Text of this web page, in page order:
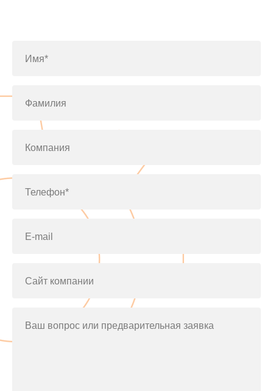
Имя*
Фамилия
Компания
Телефон*
E-mail
Сайт компании
Ваш вопрос или предварительная заявка